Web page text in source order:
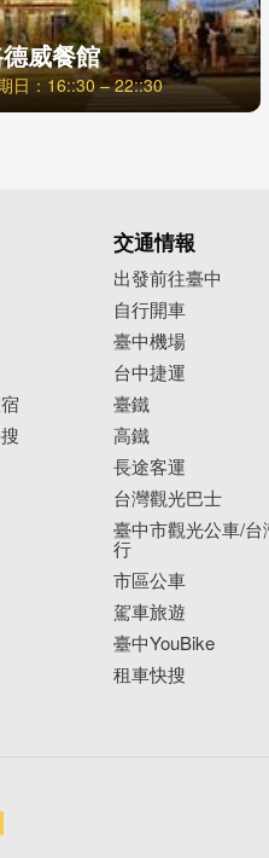
威餐館
日：16::30 – 22::30
交通情報
出發前往臺中
自行開車
臺中機場
台中捷運
臺鐵
高鐵
長途客運
台灣觀光巴士
臺中市觀光公車/台
行
市區公車
駕車旅遊
臺中YouBike
租車快搜